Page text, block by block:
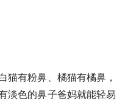
猫有粉鼻、 橘猫有橘鼻，
淡色的鼻子爸妈就能轻易